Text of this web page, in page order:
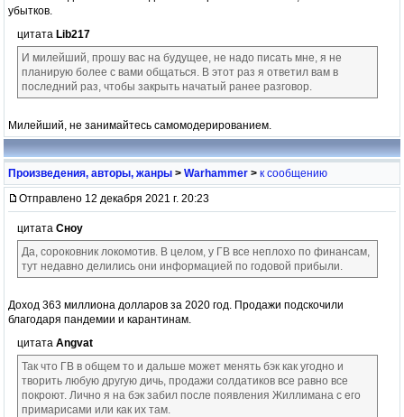
убытков.
цитата Lib217
И милейший, прошу вас на будущее, не надо писать мне, я не
планирую более с вами общаться. В этот раз я ответил вам в
последний раз, чтобы закрыть начатый ранее разговор.
Милейший, не занимайтесь самомодерированием.
Произведения, авторы, жанры > Warhammer > к сообщению
Отправлено 12 декабря 2021 г. 20:23
цитата Сноу
Да, сороковник локомотив. В целом, у ГВ все неплохо по финансам,
тут недавно делились они информацией по годовой прибыли.
Доход 363 миллиона долларов за 2020 год. Продажи подскочили
благодаря пандемии и карантинам.
цитата Angvat
Так что ГВ в общем то и дальше может менять бэк как угодно и
творить любую другую дичь, продажи солдатиков все равно все
покроют. Лично я на бэк забил после появления Жиллимана с его
примарисами или как их там.